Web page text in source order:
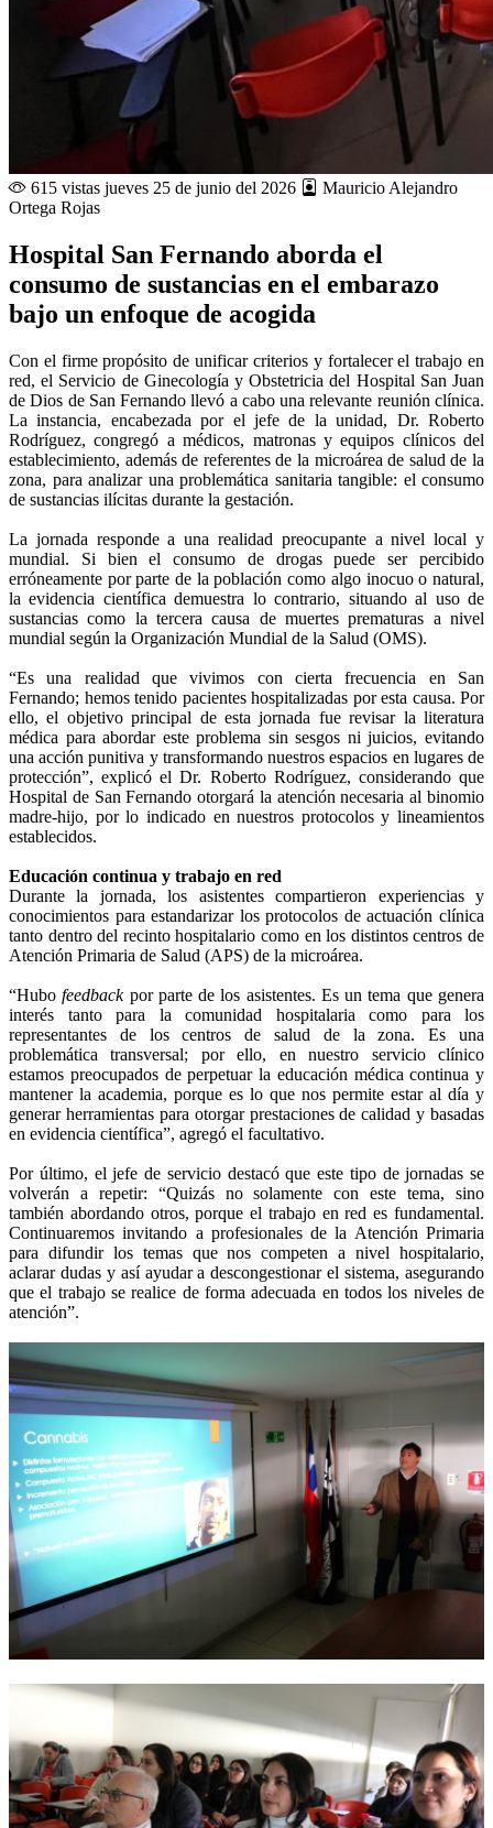
615 vistas jueves 25 de junio del 2026
Mauricio Alejandro
Ortega Rojas
Hospital San Fernando aborda el
consumo de sustancias en el embarazo
bajo un enfoque de acogida
Con el firme propósito de unificar criterios y fortalecer el trabajo en
red, el Servicio de Ginecología y Obstetricia del Hospital San Juan
de Dios de San Fernando llevó a cabo una relevante reunión clínica.
La instancia, encabezada por el jefe de la unidad, Dr. Roberto
Rodríguez, congregó a médicos, matronas y equipos clínicos del
establecimiento, además de referentes de la microárea de salud de la
zona, para analizar una problemática sanitaria tangible: el consumo
de sustancias ilícitas durante la gestación.
La jornada responde a una realidad preocupante a nivel local y
mundial. Si bien el consumo de drogas puede ser percibido
erróneamente por parte de la población como algo inocuo o natural,
la evidencia científica demuestra lo contrario, situando al uso de
sustancias como la tercera causa de muertes prematuras a nivel
mundial según la Organización Mundial de la Salud (OMS).
“Es una realidad que vivimos con cierta frecuencia en San
Fernando; hemos tenido pacientes hospitalizadas por esta causa. Por
ello, el objetivo principal de esta jornada fue revisar la literatura
médica para abordar este problema sin sesgos ni juicios, evitando
una acción punitiva y transformando nuestros espacios en lugares de
protección”, explicó el Dr. Roberto Rodríguez, considerando que
Hospital de San Fernando otorgará la atención necesaria al binomio
madre-hijo, por lo indicado en nuestros protocolos y lineamientos
establecidos.
Educación continua y trabajo en red
Durante la jornada, los asistentes compartieron experiencias y
conocimientos para estandarizar los protocolos de actuación clínica
tanto dentro del recinto hospitalario como en los distintos centros de
Atención Primaria de Salud (APS) de la microárea.
“Hubofeedback por parte de los asistentes. Es un tema que genera
interés tanto para la comunidad hospitalaria como para los
representantes de los centros de salud de la zona. Es una
problemática transversal; por ello, en nuestro servicio clínico
estamos preocupados de perpetuar la educación médica continua y
mantener la academia, porque es lo que nos permite estar al día y
generar herramientas para otorgar prestaciones de calidad y basadas
en evidencia científica”, agregó el facultativo.
Por último, el jefe de servicio destacó que este tipo de jornadas se
volverán a repetir: “Quizás no solamente con este tema, sino
también abordando otros, porque el trabajo en red es fundamental.
Continuaremos invitando a profesionales de la Atención Primaria
para difundir los temas que nos competen a nivel hospitalario,
aclarar dudas y así ayudar a descongestionar el sistema, asegurando
que el trabajo se realice de forma adecuada en todos los niveles de
atención”.